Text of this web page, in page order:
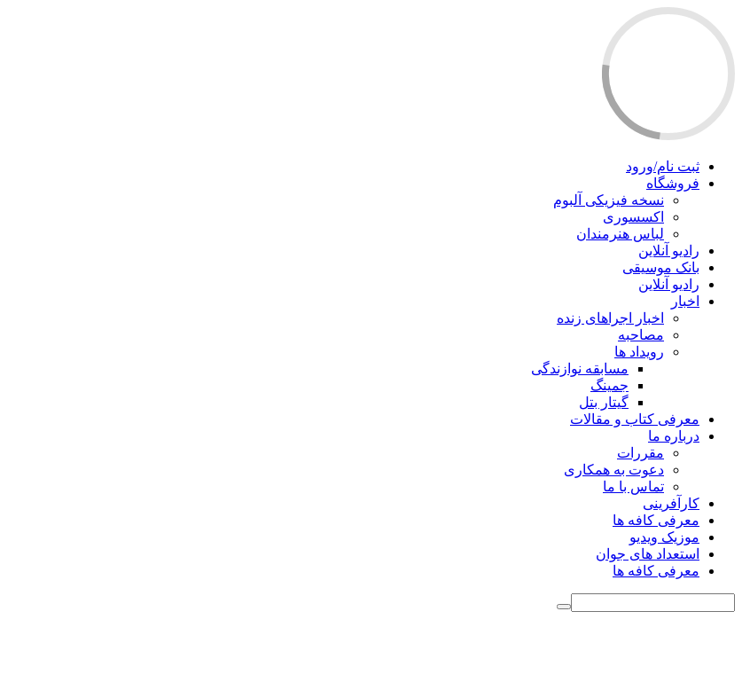
ثبت نام/ورود
فروشگاه
نسخه فیزیکی آلبوم
اکسسوری
لباس هنرمندان
رادیو آنلاین
بانک موسیقی
رادیو آنلاین
اخبار
اخبار اجراهای زنده
مصاحبه
رویداد ها
مسابقه نوازندگی
جمینگ
گیتار بتل
معرفی کتاب و مقالات
درباره ما
مقررات
دعوت به همکاری
تماس با ما
کارآفرینی
معرفی کافه ها
موزیک ویدیو
استعداد های جوان
معرفی کافه ها